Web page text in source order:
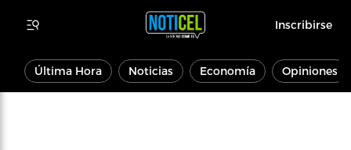
Inscribirse
Última Hora Noticias Economía Opiniones